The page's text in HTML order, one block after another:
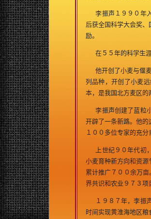
李振声１９９０年入
后获全国科学大会奖
励。
在５５年的科学生涯
他开创了小麦与偃麦
列品种，开创了小麦
本，是我国北方麦区
李振声创建了蓝粒小
开辟了一条新路。他
１００多位专家的充分
上世纪９０年代初，
小麦育种新方向和资
累计推广７００余万
界共识和农业９７３
１９８７年，李振声
时间实现黄淮海地区